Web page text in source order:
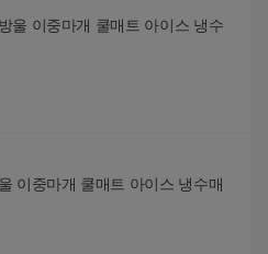
울 이중마개 쿨매트 아이스 냉수
이중마개 쿨매트 아이스 냉수매